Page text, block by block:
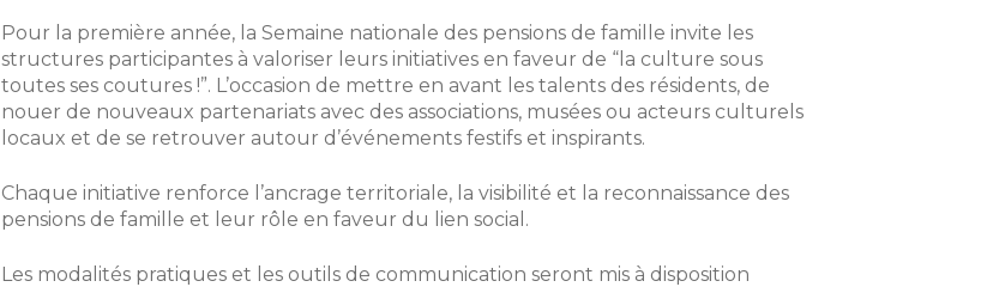
Pour la première année, la Semaine nationale des pensions de famille invite les
structures participantes à valoriser leurs initiatives en faveur de “la culture sous
toutes ses coutures !”. L’occasion de mettre en avant les talents des résidents, de
nouer de nouveaux partenariats avec des associations, musées ou acteurs culturels
locaux et de se retrouver autour d’événements festifs et inspirants.
Chaque initiative renforce l’ancrage territoriale, la visibilité et la reconnaissance des
pensions de famille et leur rôle en faveur du lien social.
Les modalités pratiques et les outils de communication seront mis à disposition